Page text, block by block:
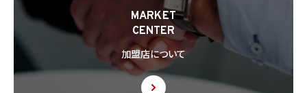
MARKET
CENTER
加盟店について